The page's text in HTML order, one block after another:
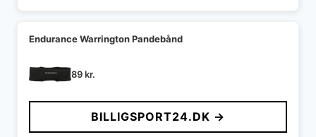
Endurance Warrington Pandebånd
89kr.
BILLIGSPORT24.DK →